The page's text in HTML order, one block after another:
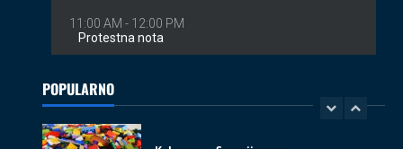
POPULARNO
Kolumne
Lego kocke